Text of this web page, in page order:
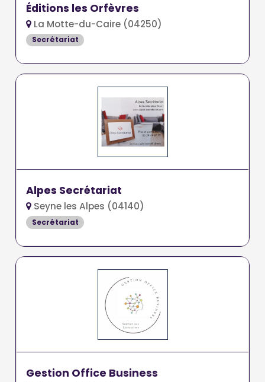
Éditions les Orfèvres
La Motte-du-Caire (04250)
Secrétariat
Alpes Secrétariat
Seyne les Alpes (04140)
Secrétariat
Gestion Office Business